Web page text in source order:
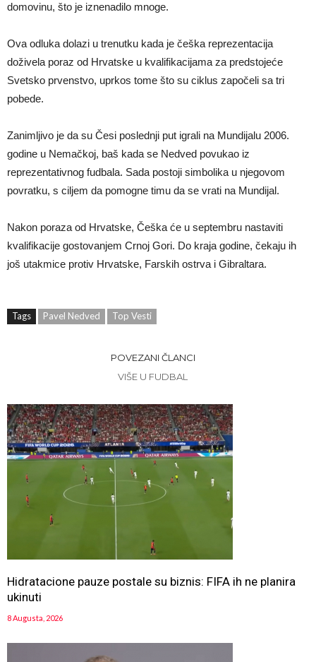
domovinu, što je iznenadilo mnoge.
Ova odluka dolazi u trenutku kada je češka reprezentacija
doživela poraz od Hrvatske u kvalifikacijama za predstojeće
Svetsko prvenstvo, uprkos tome što su ciklus započeli sa tri
pobede.
Zanimljivo je da su Česi poslednji put igrali na Mundijalu 2006.
godine u Nemačkoj, baš kada se Nedved povukao iz
reprezentativnog fudbala. Sada postoji simbolika u njegovom
povratku, s ciljem da pomogne timu da se vrati na Mundijal.
Nakon poraza od Hrvatske, Češka će u septembru nastaviti
kvalifikacije gostovanjem Crnoj Gori. Do kraja godine, čekaju ih
još utakmice protiv Hrvatske, Farskih ostrva i Gibraltara.
Tags Pavel Nedved Top Vesti
POVEZANI ČLANCI
VIŠE U FUDBAL
Hidratacione pauze postale su biznis: FIFA ih ne planira
ukinuti
8 Augusta, 2026